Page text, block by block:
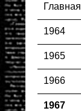
Главная
1964
1965
1966
1967